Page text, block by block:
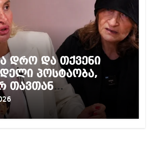
დრო და თქვენი
პოსტაობა,
თავთან
– ეკა კუპატაძე
ჟორჟოლიანს